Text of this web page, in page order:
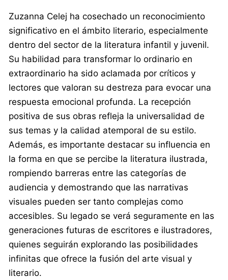
Zuzanna Celej ha cosechado un reconocimiento
significativo en el ámbito literario, especialmente
dentro del sector de la literatura infantil y juvenil.
Su habilidad para transformar lo ordinario en
extraordinario ha sido aclamada por críticos y
lectores que valoran su destreza para evocar una
respuesta emocional profunda. La recepción
positiva de sus obras refleja la universalidad de
sus temas y la calidad atemporal de su estilo.
Además, es importante destacar su influencia en
la forma en que se percibe la literatura ilustrada,
rompiendo barreras entre las categorías de
audiencia y demostrando que las narrativas
visuales pueden ser tanto complejas como
accesibles. Su legado se verá seguramente en las
generaciones futuras de escritores e ilustradores,
quienes seguirán explorando las posibilidades
infinitas que ofrece la fusión del arte visual y
literario.